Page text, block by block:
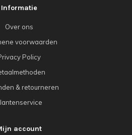
Informatie
Over ons
voorwaarden
Policy
& retourneren
account